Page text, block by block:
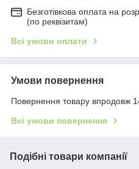
Безготівкова оплата на
(по реквізитам)
Всі умови оплати
Умови повернення
Повернення товару впродовж
Всі умови повернення
Подібні товари компанії